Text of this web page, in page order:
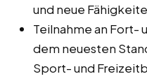
und neue
Teilnahme an Fort-
dem neuesten
Sport- und